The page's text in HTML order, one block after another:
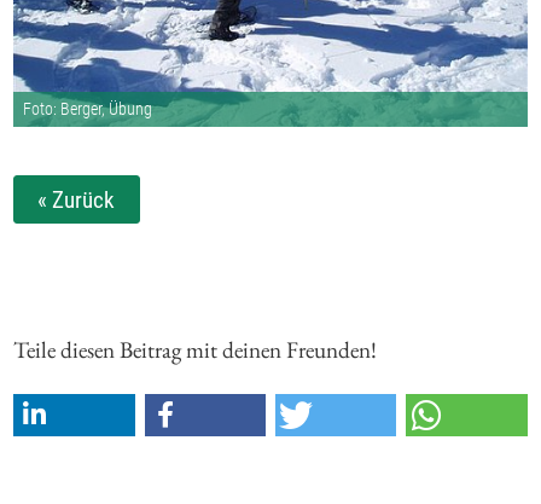
Foto: Berger, Übung
« Zurück
Teile diesen Beitrag mit deinen Freunden!